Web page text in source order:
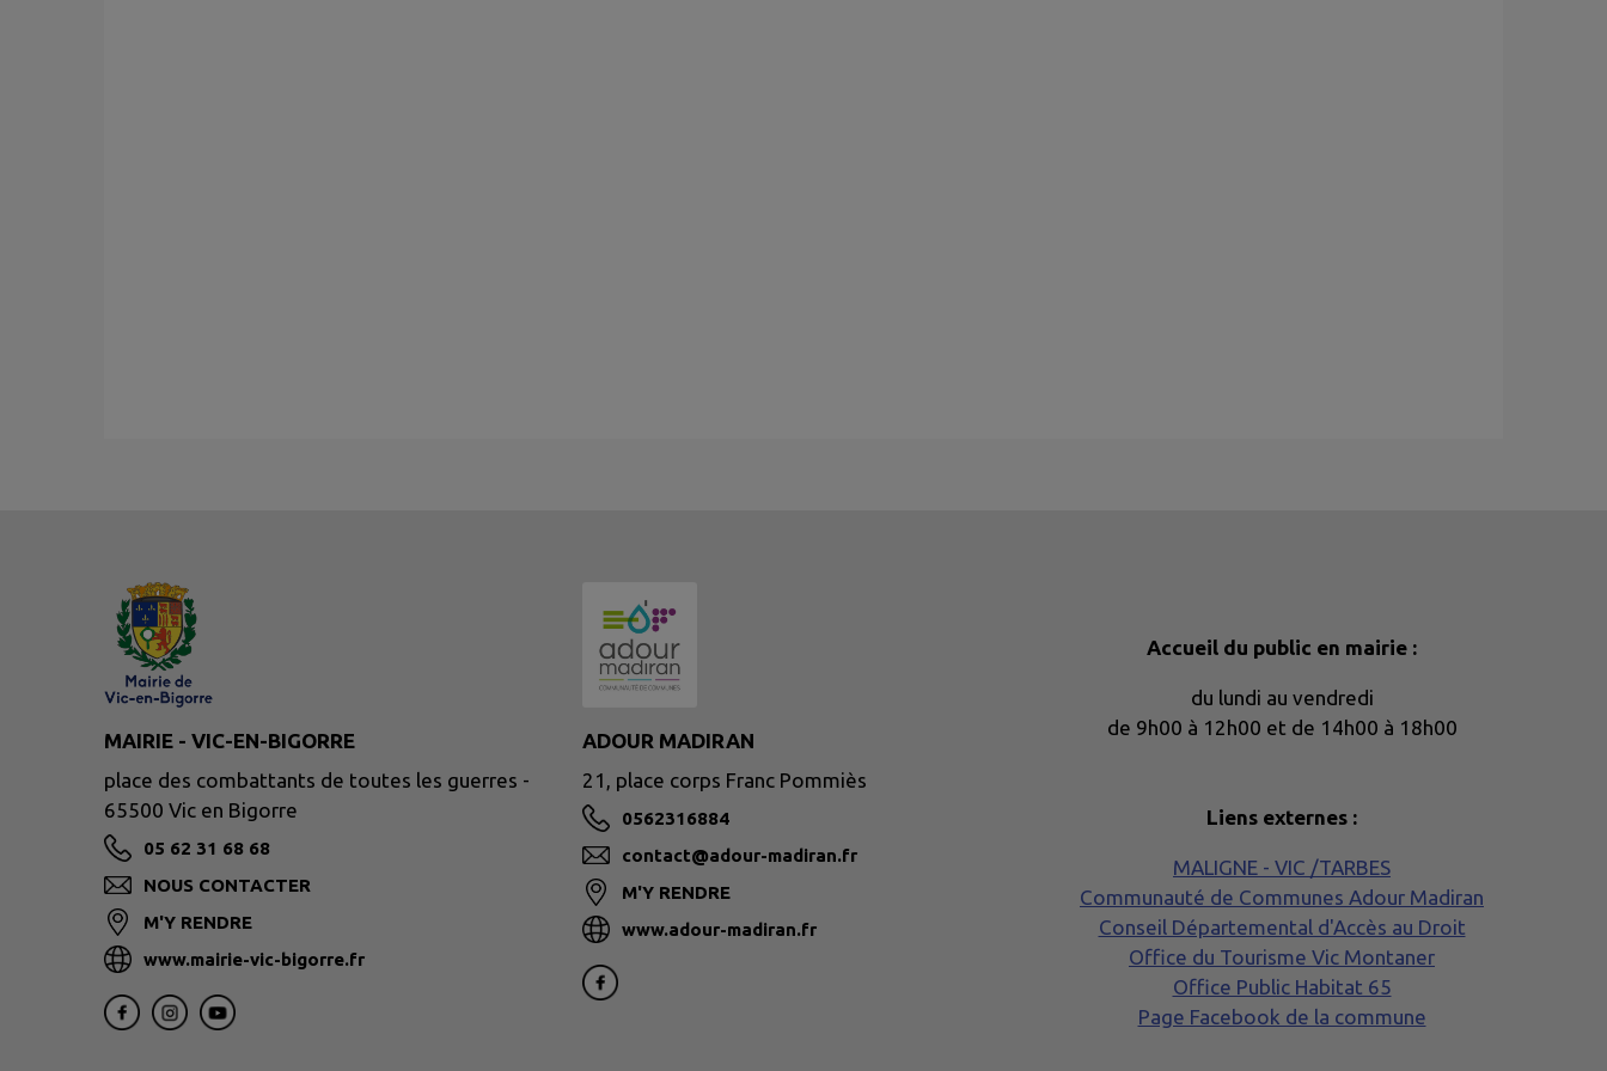
MAIRIE - VIC-EN-BIGORRE
place des combattants de toutes les guerres -
65500 Vic en Bigorre
05 62 31 68 68
NOUS CONTACTER
M'Y RENDRE
www.mairie-vic-bigorre.fr
ADOUR MADIRAN
21, place corps Franc Pommiès
0562316884
contact@adour-madiran.fr
M'Y RENDRE
www.adour-madiran.fr
Accueil du public en mairie :
du lundi au vendredi
de 9h00 à 12h00 et de 14h00 à 18h00
Liens externes :
MALIGNE - VIC /TARBES
Communauté de Communes Adour Madiran
Conseil Départemental d'Accès au Droit
Office du Tourisme Vic Montaner
Office Public Habitat 65
Page Facebook de la commune